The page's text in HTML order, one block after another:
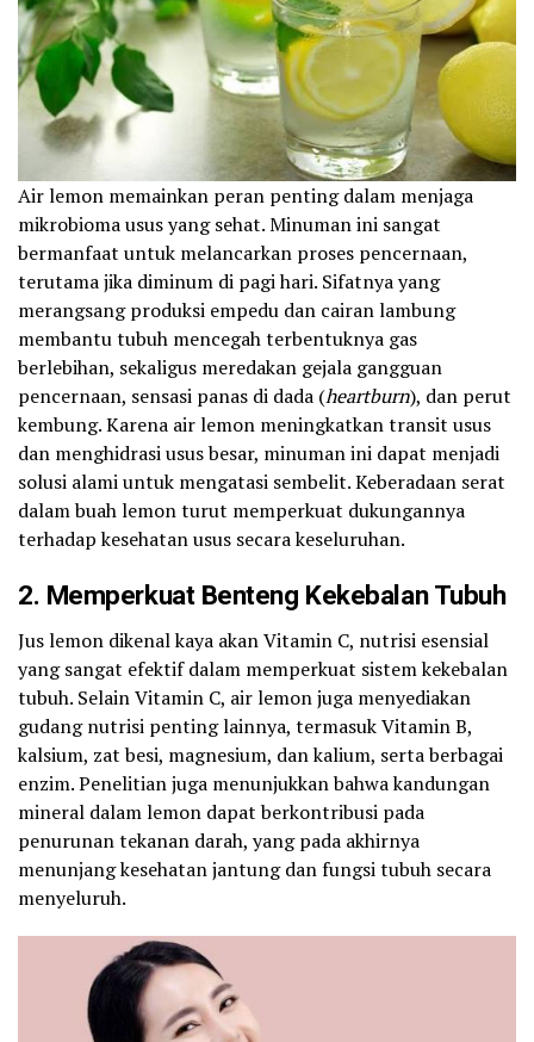
Air lemon memainkan peran penting dalam menjaga
mikrobioma usus yang sehat. Minuman ini sangat
bermanfaat untuk melancarkan proses pencernaan,
terutama jika diminum di pagi hari. Sifatnya yang
merangsang produksi empedu dan cairan lambung
membantu tubuh mencegah terbentuknya gas
berlebihan, sekaligus meredakan gejala gangguan
pencernaan, sensasi panas di dada (heartburn), dan perut
kembung. Karena air lemon meningkatkan transit usus
dan menghidrasi usus besar, minuman ini dapat menjadi
solusi alami untuk mengatasi sembelit. Keberadaan serat
dalam buah lemon turut memperkuat dukungannya
terhadap kesehatan usus secara keseluruhan.
2. Memperkuat Benteng Kekebalan Tubuh
Jus lemon dikenal kaya akan Vitamin C, nutrisi esensial
yang sangat efektif dalam memperkuat sistem kekebalan
tubuh. Selain Vitamin C, air lemon juga menyediakan
gudang nutrisi penting lainnya, termasuk Vitamin B,
kalsium, zat besi, magnesium, dan kalium, serta berbagai
enzim. Penelitian juga menunjukkan bahwa kandungan
mineral dalam lemon dapat berkontribusi pada
penurunan tekanan darah, yang pada akhirnya
menunjang kesehatan jantung dan fungsi tubuh secara
menyeluruh.